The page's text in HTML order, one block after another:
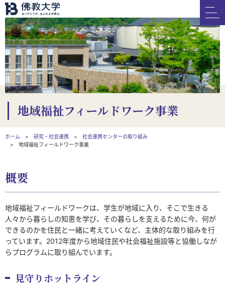
地域福祉フィールドワーク事業
ホーム 研究・社会連携
社会連携センターの取り組み
地域福祉フィールドワーク事業
概要
地域福祉フィールドワークは、学生が地域に入り、そこで生きる
人々から暮らしの知恵を学び、その暮らしを支えるために今、何が
できるのかを住民と一緒に考えていくなど、主体的な取り組みを行
っています。2012年度から地域住民や社会福祉施設等と協働しなが
らプログラムに取り組んでいます。
見守りホットライン